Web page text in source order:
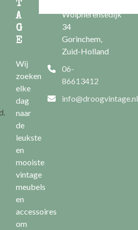
T
A
G
E
Wij
zoeken
elke
dag
naar
de
leukste
en
mooiste
vintage
meubels
en
accessoires
om
Wolpherensedijk
34
Gorinchem,
Zuid-Holland
06-
86613412
info@droogvintage.nl